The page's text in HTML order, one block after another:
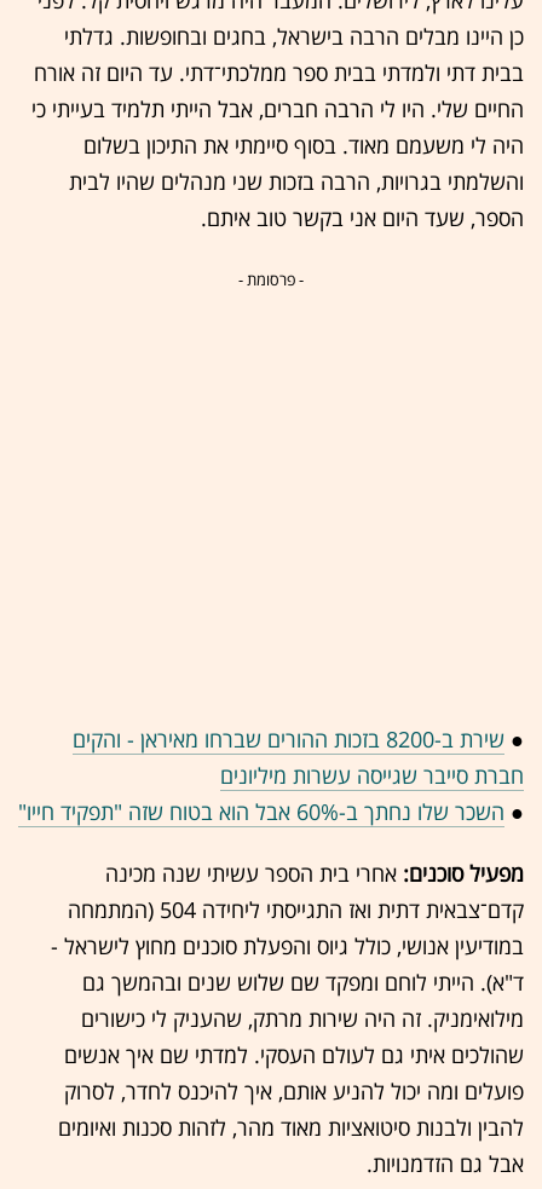
כן היינו מבלים הרבה בישראל, בחגים ובחופשות. גדלתי
בבית דתי ולמדתי בבית ספר ממלכתי־דתי. עד היום זה אורח
החיים שלי. היו לי הרבה חברים, אבל הייתי תלמיד בעייתי כי
היה לי משעמם מאוד. בסוף סיימתי את התיכון בשלום
והשלמתי בגרויות, הרבה בזכות שני מנהלים שהיו לבית
הספר, שעד היום אני בקשר טוב איתם.
- פרסומת -
●
שירת ב-8200 בזכות ההורים שברחו מאיראן - והקים
חברת סייבר שגייסה עשרות מיליונים
● השכר שלו נחתך ב-60% אבל הוא בטוח שזה "תפקיד חייו"
מפעיל סוכנים: אחרי בית הספר עשיתי שנה מכינה
קדם־צבאית דתית ואז התגייסתי ליחידה 504 (המתמחה
במודיעין אנושי, כולל גיוס והפעלת סוכנים מחוץ לישראל -
ד"א). הייתי לוחם ומפקד שם שלוש שנים ובהמשך גם
מילואימניק. זה היה שירות מרתק, שהעניק לי כישורים
שהולכים איתי גם לעולם העסקי. למדתי שם איך אנשים
פועלים ומה יכול להניע אותם, איך להיכנס לחדר, לסרוק
להבין ולבנות סיטואציות מאוד מהר, לזהות סכנות ואיומים
אבל גם הזדמנויות.